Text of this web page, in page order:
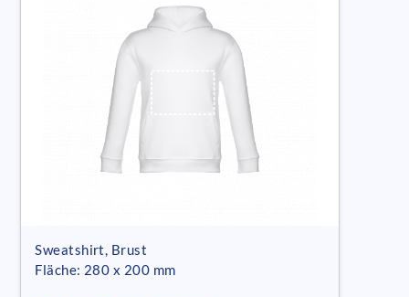
Sweatshirt, Brust
Fläche: 280 x 200 mm